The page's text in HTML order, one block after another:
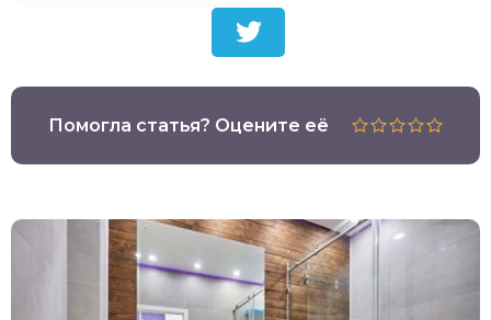
Помогла статья? Оцените её